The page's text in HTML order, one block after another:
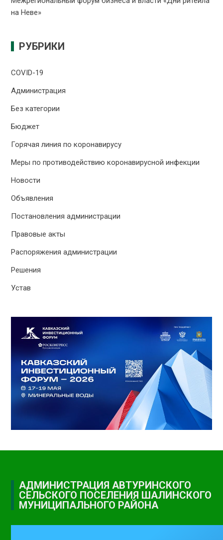
на Неве»
РУБРИКИ
COVID-19
Администрация
Без категории
Бюджет
Горячая линия по коронавирусу
Меры по противодействию коронавирусной инфекции
Новости
Объявления
Постановления администрации
Правовые акты
Распоряжения администрации
Решения
Устав
АДМИНИСТРАЦИЯ АВТУРИНСКОГО
СЕЛЬСКОГО ПОСЕЛЕНИЯ ШАЛИНСКОГО
МУНИЦИПАЛЬНОГО РАЙОНА